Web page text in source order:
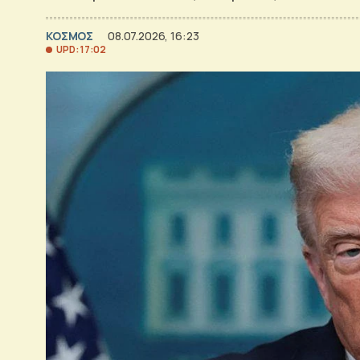
ΚΟΣΜΟΣ 08.07.2026, 16:23
UPD: 17:02